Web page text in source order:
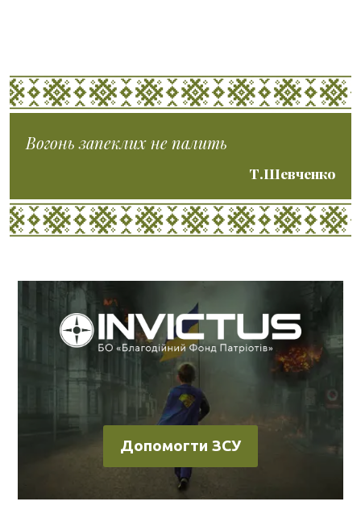
Вогонь запеклих не палить
Т.Шевченко
Допомогти ЗСУ